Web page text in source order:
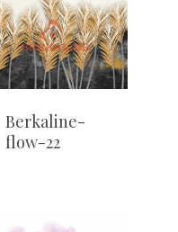
Berkaline-
flow-22